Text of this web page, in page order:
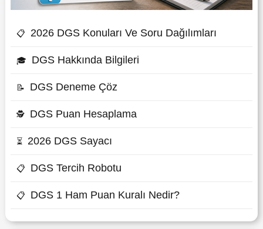
📋 2026 DGS Konuları Ve Soru Dağılımları
🎓 DGS Hakkında Bilgileri
📝 DGS Deneme Çöz
🕵 DGS Puan Hesaplama
⏳ 2026 DGS Sayacı
📋 DGS Tercih Robotu
📋 DGS 1 Ham Puan Kuralı Nedir?